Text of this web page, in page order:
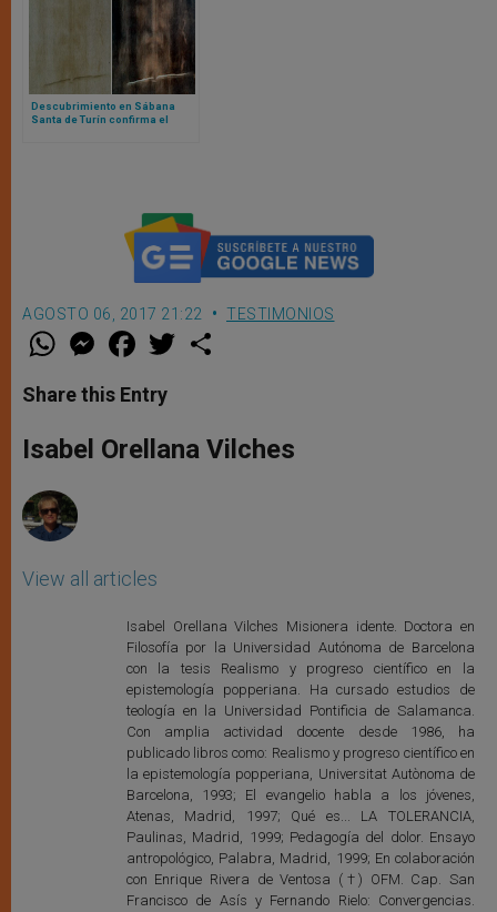
Descubrimiento en Sábana
Santa de Turín confirma el
AGOSTO 06, 2017 21:22 TESTIMONIOS
W
t
s
p
p
M
e
s
e
g
e
F
a
e
b
o
k
w
r
Share this Entry
Isabel Orellana Vilches
View all articles
Isabel Orellana Vilches Misionera idente. Doctora en
Filosofía por la Universidad Autónoma de Barcelona
con la tesis Realismo y progreso científico en la
epistemología popperiana. Ha cursado estudios de
teología en la Universidad Pontificia de Salamanca.
Con amplia actividad docente desde 1986, ha
publicado libros como: Realismo y progreso científico en
la epistemología popperiana, Universitat Autònoma de
Barcelona, 1993; El evangelio habla a los jóvenes,
Atenas, Madrid, 1997; Qué es... LA TOLERANCIA,
Paulinas, Madrid, 1999; Pedagogía del dolor. Ensayo
antropológico, Palabra, Madrid, 1999; En colaboración
con Enrique Rivera de Ventosa (†) OFM. Cap. San
Francisco de Asís y Fernando Rielo: Convergencias.